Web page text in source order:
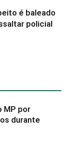
é baleado
policial
MP por
durante